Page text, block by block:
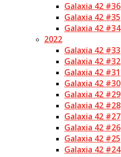
Galaxia 42 #36
Galaxia 42 #35
Galaxia 42 #34
2022
Galaxia 42 #33
Galaxia 42 #32
Galaxia 42 #31
Galaxia 42 #30
Galaxia 42 #29
Galaxia 42 #28
Galaxia 42 #27
Galaxia 42 #26
Galaxia 42 #25
Galaxia 42 #24